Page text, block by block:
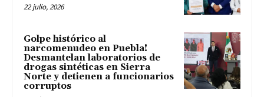
22 julio, 2026
Golpe histórico al
narcomenudeo en Puebla!
Desmantelan laboratorios de
drogas sintéticas en Sierra
Norte y detienen a funcionarios
corruptos